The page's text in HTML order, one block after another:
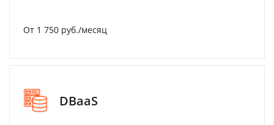
От 1 750 руб./месяц
DBaaS